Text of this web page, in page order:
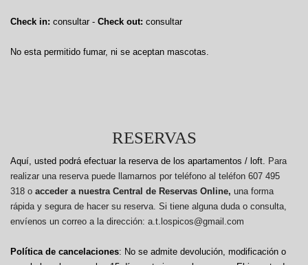
Check in: consultar - Check out: consultar
No esta permitido fumar, ni se aceptan mascotas.
RESERVAS
Aquí, usted podrá efectuar la reserva de los apartamentos / loft. Para
realizar una reserva puede llamarnos por teléfono al teléfon 607 495
318 o acceder a nuestra Central de Reservas Online, una forma
rápida y segura de hacer su reserva. Si tiene alguna duda o consulta,
envíenos un correo a la dirección: a.t.lospicos@gmail.com
Política de cancelaciones: No se admite devolución, modificación o